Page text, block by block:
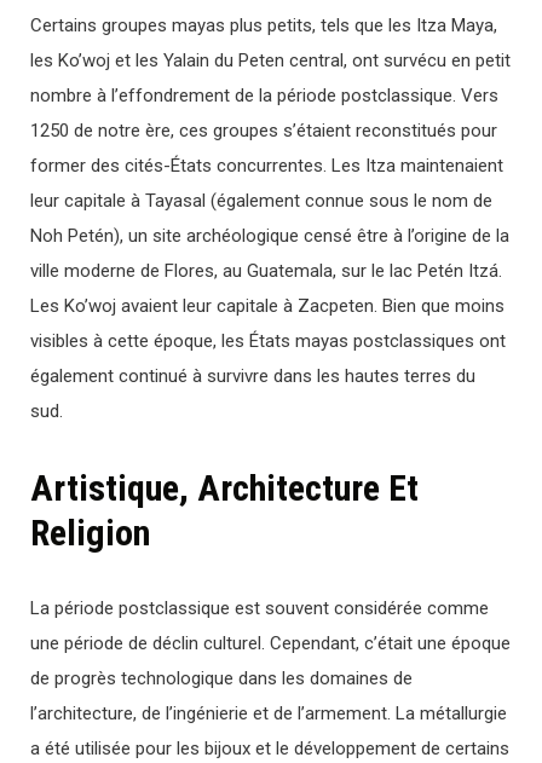
Certains groupes mayas plus petits, tels que les Itza Maya,
les Ko’woj et les Yalain du Peten central, ont survécu en petit
nombre à l’effondrement de la période postclassique. Vers
1250 de notre ère, ces groupes s’étaient reconstitués pour
former des cités-États concurrentes. Les Itza maintenaient
leur capitale à Tayasal (également connue sous le nom de
Noh Petén), un site archéologique censé être à l’origine de la
ville moderne de Flores, au Guatemala, sur le lac Petén Itzá.
Les Ko’woj avaient leur capitale à Zacpeten. Bien que moins
visibles à cette époque, les États mayas postclassiques ont
également continué à survivre dans les hautes terres du
sud.
Artistique, Architecture Et
Religion
La période postclassique est souvent considérée comme
une période de déclin culturel. Cependant, c’était une époque
de progrès technologique dans les domaines de
l’architecture, de l’ingénierie et de l’armement. La métallurgie
a été utilisée pour les bijoux et le développement de certains